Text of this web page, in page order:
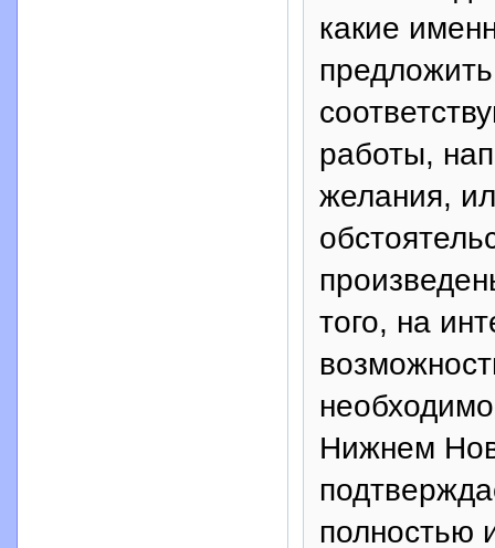
какие
работы,
желания,
того, на
Нижнем
полностью